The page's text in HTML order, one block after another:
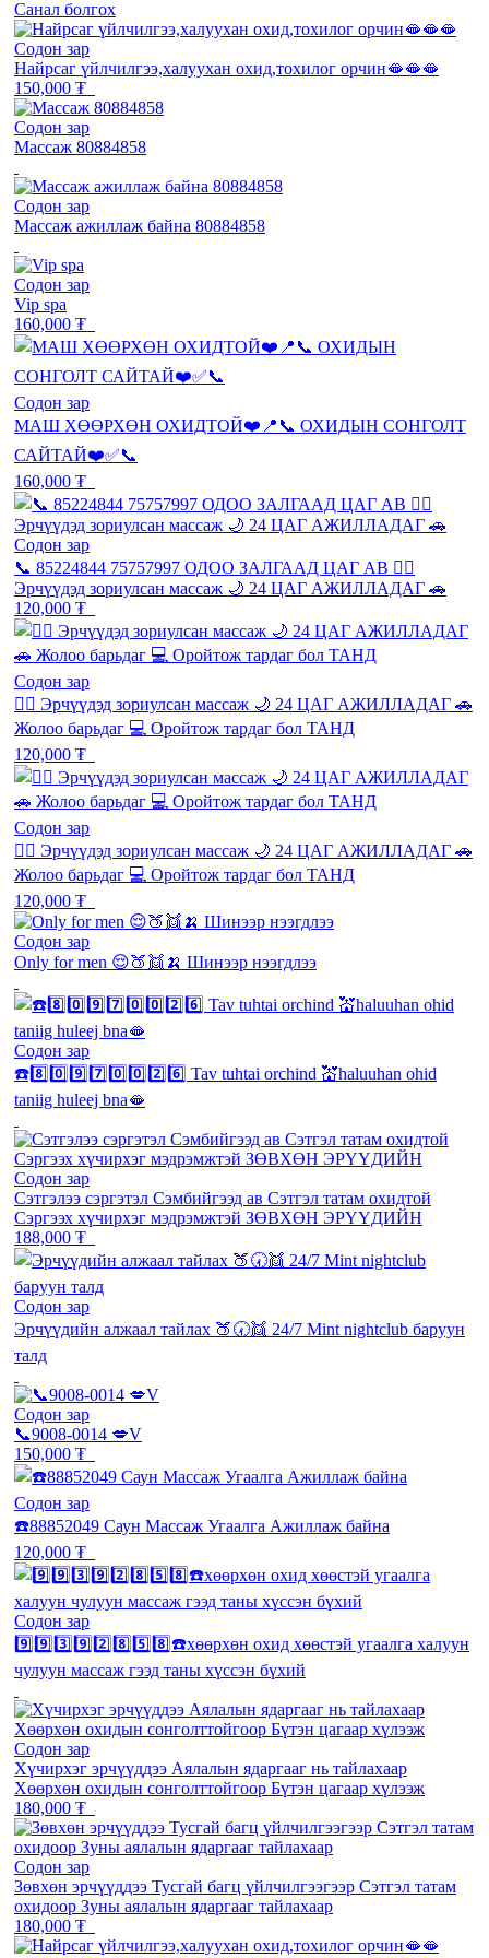
Санал болгох
Содон зар
Найрсаг үйлчилгээ,халуухан охид,тохилог орчин🫦🫦🫦
150,000 ₮
Содон зар
Массаж 80884858
Содон зар
Массаж ажиллаж байна 80884858
Содон зар
Vip spa
160,000 ₮
Содон зар
МАШ ХӨӨРХӨН ОХИДТОЙ❤️📍📞 ОХИДЫН СОНГОЛТ
САЙТАЙ❤️✅📞
160,000 ₮
Содон зар
📞 85224844 75757997 ОДОО ЗАЛГААД ЦАГ АВ 💆‍♂️
Эрчүүдэд зориулсан массаж 🌙 24 ЦАГ АЖИЛЛАДАГ 🚗
120,000 ₮
Содон зар
💆‍♂️ Эрчүүдэд зориулсан массаж 🌙 24 ЦАГ АЖИЛЛАДАГ 🚗
Жолоо барьдаг 💻 Оройтож тардаг бол ТАНД
120,000 ₮
Содон зар
💆‍♂️ Эрчүүдэд зориулсан массаж 🌙 24 ЦАГ АЖИЛЛАДАГ 🚗
Жолоо барьдаг 💻 Оройтож тардаг бол ТАНД
120,000 ₮
Содон зар
Only for men 😌🍑👯🍌 Шинээр нээгдлээ
Содон зар
☎️8️⃣0️⃣9️⃣7️⃣0️⃣0️⃣2️⃣6️⃣ Tav tuhtai orchind 💒haluuhan ohid
taniig huleej bna🫦
Содон зар
Сэтгэлээ сэргэтэл Сэмбийгээд ав Сэтгэл татам охидтой
Сэргээх хүчирхэг мэдрэмжтэй ЗӨВХӨН ЭРҮҮДИЙН
188,000 ₮
Содон зар
Эрчүүдийн алжаал тайлах 🍑🕢👯 24/7 Mint nightclub баруун
талд
Содон зар
📞9008-0014 💋V
150,000 ₮
Содон зар
☎️88852049 Саун Массаж Угаалга Ажиллаж байна
120,000 ₮
Содон зар
9️⃣9️⃣3️⃣9️⃣2️⃣8️⃣5️⃣8️⃣☎️хөөрхөн охид хөөстэй угаалга халуун
чулуун массаж гээд таны хүссэн бүхий
Содон зар
Хүчирхэг эрчүүддээ Аялалын ядаргааг нь тайлахаар
Хөөрхөн охидын сонголттойгоор Бүтэн цагаар хүлээж
180,000 ₮
Содон зар
Зөвхөн эрчүүддээ Тусгай багц үйлчилгээгээр Сэтгэл татам
охидоор Зуны аялалын ядаргааг тайлахаар
180,000 ₮